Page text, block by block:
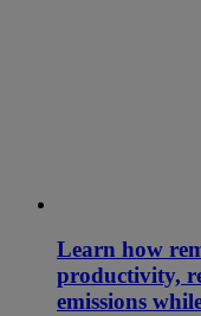
Learn how
productivity,
emissions